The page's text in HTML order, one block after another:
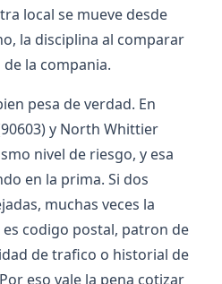
local se mueve desde
la disciplina al comparar
la compania.
pesa de verdad. En
y North Whittier
nivel de riesgo, y esa
en la prima. Si dos
muchas veces la
codigo postal, patron de
de trafico o historial de
eso vale la pena cotizar